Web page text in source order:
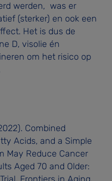
werden, was er
(sterker) en ook een
Het is dus de
D, visolie én
om het risico op
Combined
Acids, and a Simple
May Reduce Cancer
Aged 70 and Older:
Frontiers in Aging.